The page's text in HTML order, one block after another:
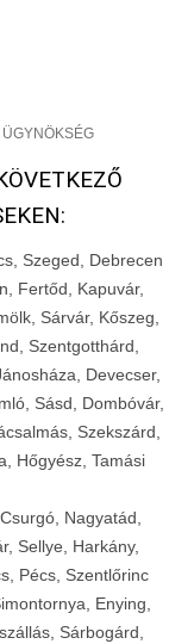
Szeged, Debrecen
Fertőd, Kapuvár,
Sárvár, Kőszeg,
Szentgotthárd,
Devecser,
Sásd, Dombóvár,
Szekszárd,
Hőgyész, Tamási
Nagyatád,
Sellye, Harkány,
Pécs, Szentlőrinc
Enying,
Sárbogárd,